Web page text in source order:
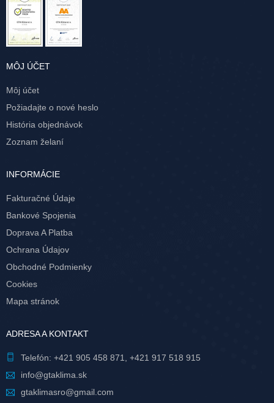
MÔJ ÚČET
Môj účet
Požiadajte o nové heslo
História objednávok
Zoznam želaní
INFORMÁCIE
Fakturačné Údaje
Bankové Spojenia
Doprava A Platba
Ochrana Údajov
Obchodné Podmienky
Cookies
Mapa stránok
ADRESA A KONTAKT
Telefón: +421 905 458 871, +421 917 518 915
info@gtaklima.sk
gtaklimasro@gmail.com